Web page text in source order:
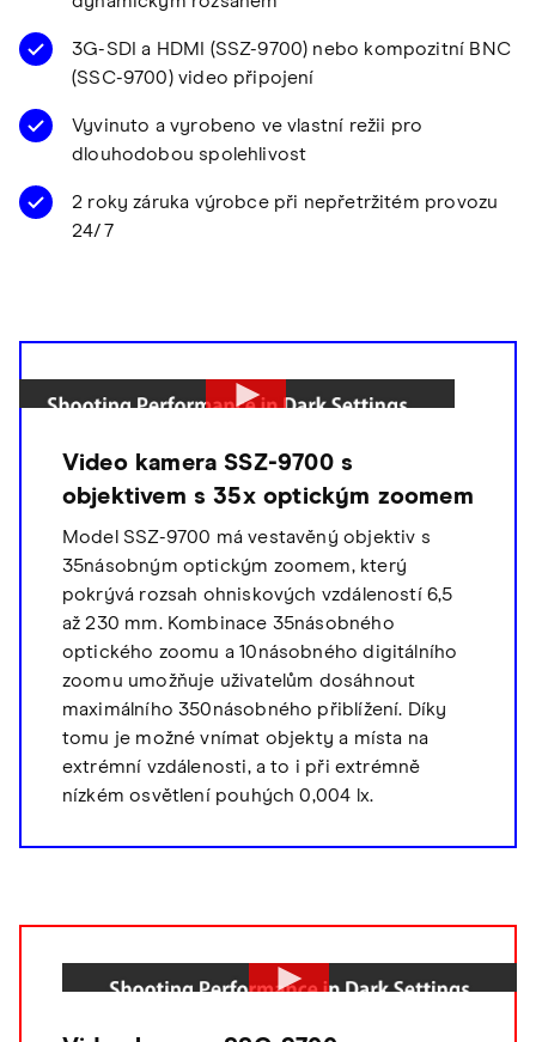
3G-SDI a HDMI (SSZ-9700) nebo kompozitní BNC
(SSC-9700) video připojení
Vyvinuto a vyrobeno ve vlastní režii pro
dlouhodobou spolehlivost
2 roky záruka výrobce při nepřetržitém provozu
24/7
Video kamera SSZ-9700 s
objektivem s 35x optickým zoomem
Model SSZ-9700 má vestavěný objektiv s
35násobným optickým zoomem, který
pokrývá rozsah ohniskových vzdáleností 6,5
až 230 mm. Kombinace 35násobného
optického zoomu a 10násobného digitálního
zoomu umožňuje uživatelům dosáhnout
maximálního 350násobného přiblížení. Díky
tomu je možné vnímat objekty a místa na
extrémní vzdálenosti, a to i při extrémně
nízkém osvětlení pouhých 0,004 lx.